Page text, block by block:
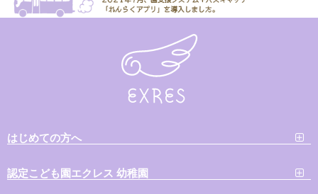
はじめての方へ
認定こども園エクレス 幼稚園